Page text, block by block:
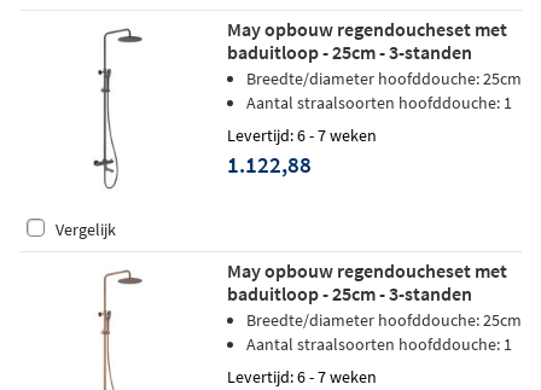
May opbouw regendoucheset met
baduitloop - 25cm - 3-standen
handdouche - Geborsteld carbon
black PVD
Breedte/diameter hoofddouche: 25cm
Aantal straalsoorten hoofddouche: 1
Levertijd: 6 - 7 weken
1.122,88
Vergelijk
May opbouw regendoucheset met
baduitloop - 25cm - 3-standen
handdouche - geborsteld mat koper
PVD
Breedte/diameter hoofddouche: 25cm
Aantal straalsoorten hoofddouche: 1
Levertijd: 6 - 7 weken